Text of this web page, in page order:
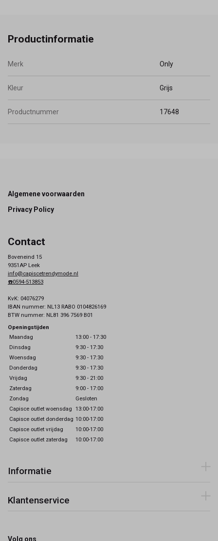
Productinformatie
Merk Only
Kleur Grijs
Productnummer 17648
Footer
Algemene voorwaarden
Privacy Policy
Contact
Boveneind 15
9351AP Leek
info@capiscetrendymode.nl
☎️0594-513853
KvK: 04076279
IBAN nummer: NL13 RABO 0104826169
BTW nummer: NL81 396 7569 B01
Openingstijden
Maandag
13:00 - 17:30
Dinsdag
9:30 - 17:30
Woensdag
9:30 - 17:30
Donderdag
9:30 - 17:30
Vrijdag
9:30 - 21:00
Zaterdag
9:00 - 17:00
Zondag
Gesloten
Capisce outlet woensdag 13:00-17:00
Capisce outlet donderdag 10:00-17:00
Capisce outlet vrijdag
10:00-17:00
Capisce outlet zaterdag
10:00-17:00
Informatie
Klantenservice
Volg ons